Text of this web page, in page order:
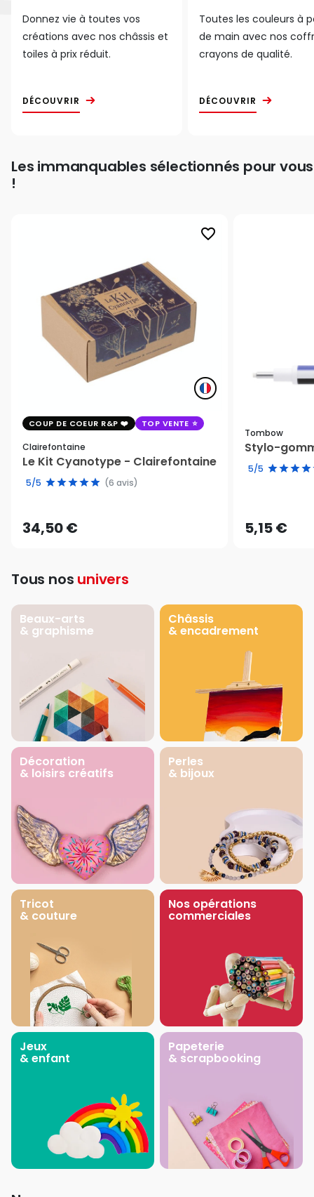
Donnez vie à toutes vos
créations avec nos châssis et
toiles à prix réduit.
DÉCOUVRIR
Toutes les couleurs à
de main avec nos
crayons de qualité.
DÉCOUVRIR
Les immanquables sélectionnés pour vous
!
favorite_border
COUP DE COEUR R&P TOP VENTE
Clairefontaine
Le Kit Cyanotype - Clairefontaine
5/5 (6 avis)
34,50 €
Tombow
Stylo-
5/5
5,15 €
Tous nos univers
Beaux-arts
& graphisme
Châssis
& encadrement
Décoration
& loisirs créatifs
Perles
& bijoux
Tricot
& couture
Nos opérations
commerciales
Jeux
& enfant
Papeterie
& scrapbooking